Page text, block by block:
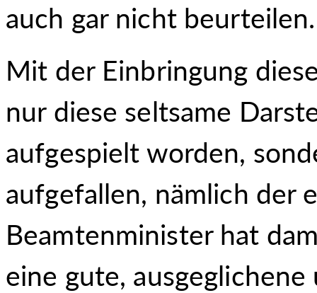
auch gar nicht beurteilen.
Mit der Einbringung
nur diese seltsame
aufgespielt worden,
aufgefallen, nämlich der
Beamtenminister hat
eine gute,